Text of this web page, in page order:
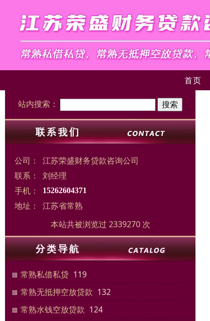
首页
站内搜索：
公司：
江苏荣盛财务贷款咨询公司
联系：
刘经理
手机：
15262604371
地址：
江苏省常熟
本站共被浏览过 2339270 次
常熟私借私贷 119
常熟无抵押空放贷款 132
常熟水钱空放贷款 124